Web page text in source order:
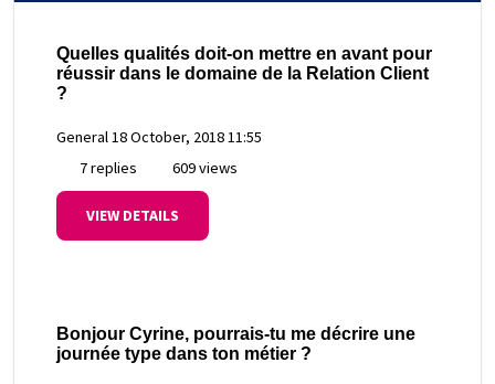
Quelles qualités doit-on mettre en avant pour
réussir dans le domaine de la Relation Client
?
General18 October, 2018 11:55
7 replies
609 views
VIEW DETAILS
Bonjour Cyrine, pourrais-tu me décrire une
journée type dans ton métier ?